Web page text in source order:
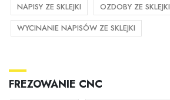
NAPISY ZE SKLEJKI
OZDOBY ZE SKLEJKI
WYCINANIE NAPISÓW ZE SKLEJKI
FREZOWANIE CNC